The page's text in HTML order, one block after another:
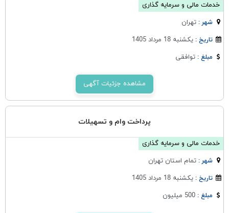
خدمات مالی و سرمایه گذاری
شهر :تهران
تاریخ :یکشنبه 18 مرداد 1405
مبلغ :توافقی
مشاهده جزئیات آگهی
پرداخت وام و تسهیلات
خدمات مالی و سرمایه گذاری
شهر :تمام استان تهران
تاریخ :یکشنبه 18 مرداد 1405
مبلغ :500 میلیون